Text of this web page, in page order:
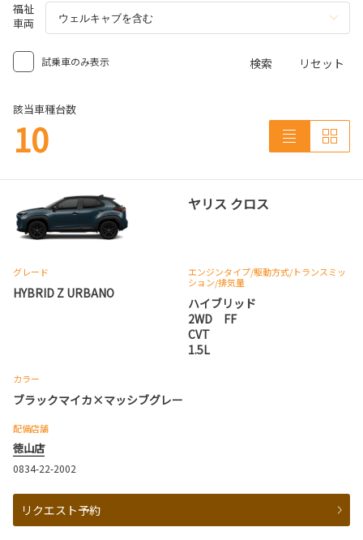
福祉
車両
試乗車のみ表示 検索 リセット
該当車種台数
10
ヤリス クロス
グレード
HYBRID Z URBANO
エンジンタイプ/駆動方式/トランスミッ
ション/排気量
ハイブリッド
2WD FF
CVT
1.5L
カラー
ブラックマイカ×マッシブグレー
配備店舗
徳山店
0834-22-2002
リクエスト予約